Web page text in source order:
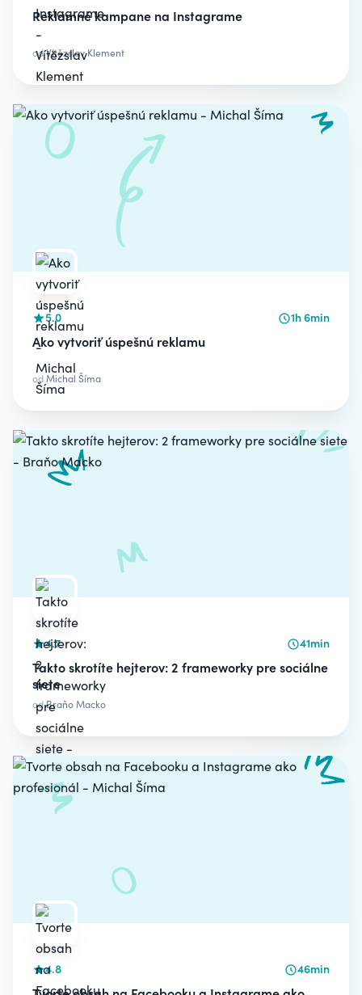
Reklamné kampane na Instagrame
odVítězslav Klement
5.0 1h 6min
Ako vytvoriť úspešnú reklamu
odMichal Šíma
4.7 41min
Takto skrotíte hejterov: 2 frameworky pre sociálne
siete
odBraňo Macko
4.8 46min